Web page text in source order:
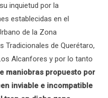
inquietud por la
establecidas en el
de la Zona
Tradicionales de Querétaro,
Alcanfores y por lo tanto
maniobras propuesto por
inviable e incompatible